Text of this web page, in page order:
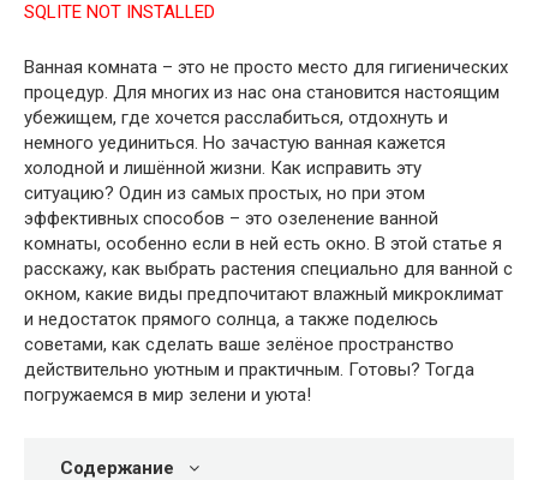
SQLITE NOT INSTALLED
Ванная комната – это не просто место для гигиенических
процедур. Для многих из нас она становится настоящим
убежищем, где хочется расслабиться, отдохнуть и
немного уединиться. Но зачастую ванная кажется
холодной и лишённой жизни. Как исправить эту
ситуацию? Один из самых простых, но при этом
эффективных способов – это озеленение ванной
комнаты, особенно если в ней есть окно. В этой статье я
расскажу, как выбрать растения специально для ванной с
окном, какие виды предпочитают влажный микроклимат
и недостаток прямого солнца, а также поделюсь
советами, как сделать ваше зелёное пространство
действительно уютным и практичным. Готовы? Тогда
погружаемся в мир зелени и уюта!
Содержание